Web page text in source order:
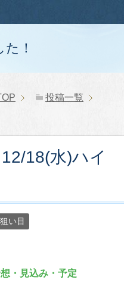
！
投稿一覧
18(水)ハイ
い目
・見込み・予定